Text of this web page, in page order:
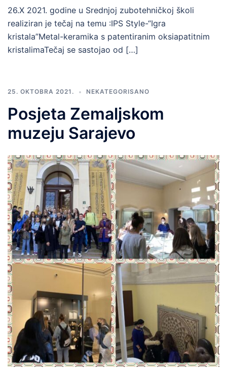
26.X 2021. godine u Srednjoj zubotehničkoj školi
realiziran je tečaj na temu :IPS Style-“Igra
kristala”Metal-keramika s patentiranim oksiapatitnim
kristalimaTečaj se sastojao od […]
25. OKTOBRA 2021. NEKATEGORISANO
Posjeta Zemaljskom
muzeju Sarajevo